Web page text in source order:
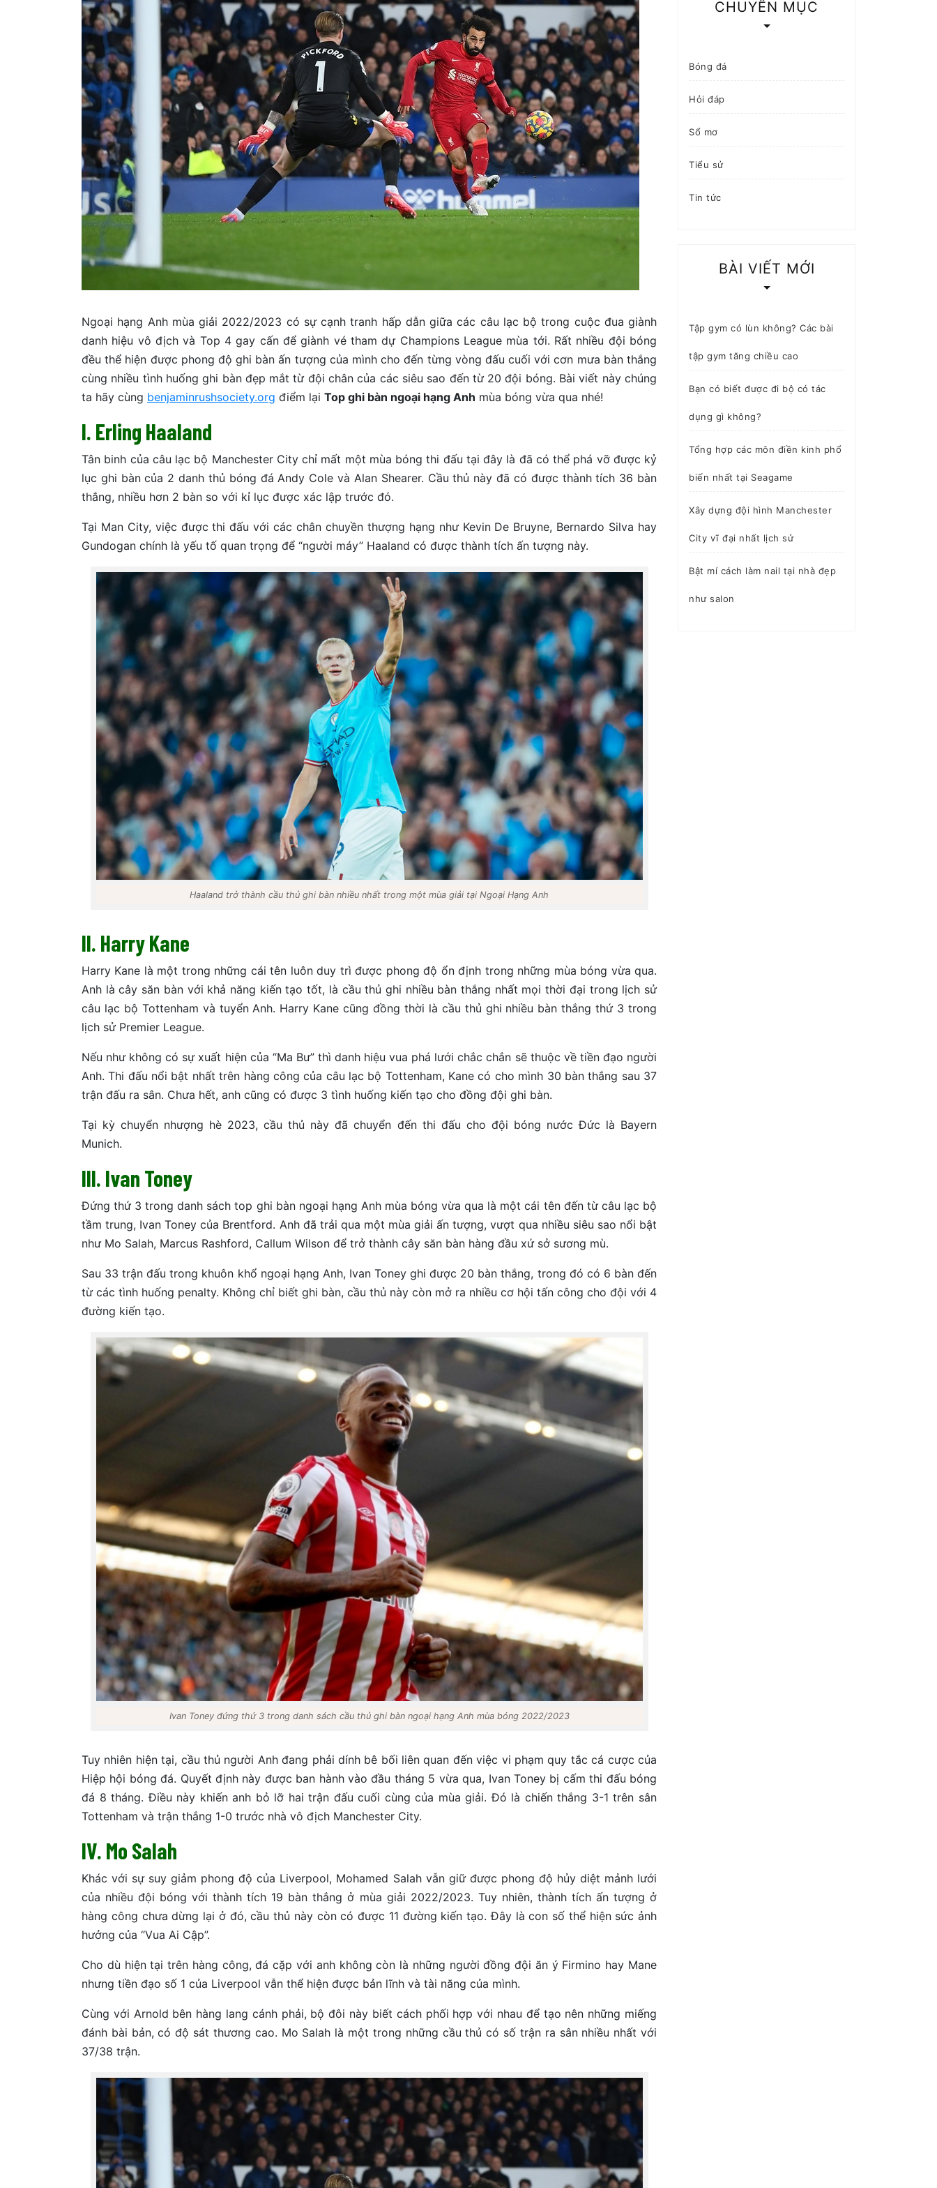
Ngoại hạng Anh mùa giải 2022/2023 có sự cạnh tranh hấp dẫn giữa các câu lạc bộ trong cuộc đua giành
danh hiệu vô địch và Top 4 gay cấn để giành vé tham dự Champions League mùa tới. Rất nhiều đội bóng
đều thể hiện được phong độ ghi bàn ấn tượng của mình cho đến từng vòng đấu cuối với cơn mưa bàn thắng
cùng nhiều tình huống ghi bàn đẹp mắt từ đội chân của các siêu sao đến từ 20 đội bóng. Bài viết này chúng
ta hãy cùng benjaminrushsociety.org điểm lại Top ghi bàn ngoại hạng Anh mùa bóng vừa qua nhé!
I. Erling Haaland
Tân binh của câu lạc bộ Manchester City chỉ mất một mùa bóng thi đấu tại đây là đã có thể phá vỡ được kỷ
lục ghi bàn của 2 danh thủ bóng đá Andy Cole và Alan Shearer. Cầu thủ này đã có được thành tích 36 bàn
thắng, nhiều hơn 2 bàn so với kỉ lục được xác lập trước đó.
Tại Man City, việc được thi đấu với các chân chuyền thượng hạng như Kevin De Bruyne, Bernardo Silva hay
Gundogan chính là yếu tố quan trọng để “người máy” Haaland có được thành tích ấn tượng này.
Haaland trở thành cầu thủ ghi bàn nhiều nhất trong một mùa giải tại Ngoại Hạng Anh
II. Harry Kane
Harry Kane là một trong những cái tên luôn duy trì được phong độ ổn định trong những mùa bóng vừa qua.
Anh là cây săn bàn với khả năng kiến tạo tốt, là cầu thủ ghi nhiều bàn thắng nhất mọi thời đại trong lịch sử
câu lạc bộ Tottenham và tuyển Anh. Harry Kane cũng đồng thời là cầu thủ ghi nhiều bàn thắng thứ 3 trong
lịch sử Premier League.
Nếu như không có sự xuất hiện của “Ma Bư” thì danh hiệu vua phá lưới chắc chắn sẽ thuộc về tiền đạo người
Anh. Thi đấu nổi bật nhất trên hàng công của câu lạc bộ Tottenham, Kane có cho mình 30 bàn thắng sau 37
trận đấu ra sân. Chưa hết, anh cũng có được 3 tình huống kiến tạo cho đồng đội ghi bàn.
Tại kỳ chuyển nhượng hè 2023, cầu thủ này đã chuyển đến thi đấu cho đội bóng nước Đức là Bayern
Munich.
III. Ivan Toney
Đứng thứ 3 trong danh sách top ghi bàn ngoại hạng Anh mùa bóng vừa qua là một cái tên đến từ câu lạc bộ
tầm trung, Ivan Toney của Brentford. Anh đã trải qua một mùa giải ấn tượng, vượt qua nhiều siêu sao nổi bật
như Mo Salah, Marcus Rashford, Callum Wilson để trở thành cây săn bàn hàng đầu xứ sở sương mù.
Sau 33 trận đấu trong khuôn khổ ngoại hạng Anh, Ivan Toney ghi được 20 bàn thắng, trong đó có 6 bàn đến
từ các tình huống penalty. Không chỉ biết ghi bàn, cầu thủ này còn mở ra nhiều cơ hội tấn công cho đội với 4
đường kiến tạo.
Ivan Toney đứng thứ 3 trong danh sách cầu thủ ghi bàn ngoại hạng Anh mùa bóng 2022/2023
Tuy nhiên hiện tại, cầu thủ người Anh đang phải dính bê bối liên quan đến việc vi phạm quy tắc cá cược của
Hiệp hội bóng đá. Quyết định này được ban hành vào đầu tháng 5 vừa qua, Ivan Toney bị cấm thi đấu bóng
đá 8 tháng. Điều này khiến anh bỏ lỡ hai trận đấu cuối cùng của mùa giải. Đó là chiến thắng 3-1 trên sân
Tottenham và trận thắng 1-0 trước nhà vô địch Manchester City.
IV. Mo Salah
Khác với sự suy giảm phong độ của Liverpool, Mohamed Salah vẫn giữ được phong độ hủy diệt mảnh lưới
của nhiều đội bóng với thành tích 19 bàn thắng ở mùa giải 2022/2023. Tuy nhiên, thành tích ấn tượng ở
hàng công chưa dừng lại ở đó, cầu thủ này còn có được 11 đường kiến tạo. Đây là con số thể hiện sức ảnh
hưởng của “Vua Ai Cập”.
Cho dù hiện tại trên hàng công, đá cặp với anh không còn là những người đồng đội ăn ý Firmino hay Mane
nhưng tiền đạo số 1 của Liverpool vẫn thể hiện được bản lĩnh và tài năng của mình.
Cùng với Arnold bên hàng lang cánh phải, bộ đôi này biết cách phối hợp với nhau để tạo nên những miếng
đánh bài bản, có độ sát thương cao. Mo Salah là một trong những cầu thủ có số trận ra sân nhiều nhất với
37/38 trận.
CHUYÊN MỤC
Bóng đá
Hỏi đáp
Sổ mơ
Tiểu sử
Tin tức
BÀI VIẾT MỚI
Tập gym có lùn không? Các bài
tập gym tăng chiều cao
Bạn có biết được đi bộ có tác
dụng gì không?
Tổng hợp các môn điền kinh phổ
biến nhất tại Seagame
Xây dựng đội hình Manchester
City vĩ đại nhất lịch sử
Bật mí cách làm nail tại nhà đẹp
như salon